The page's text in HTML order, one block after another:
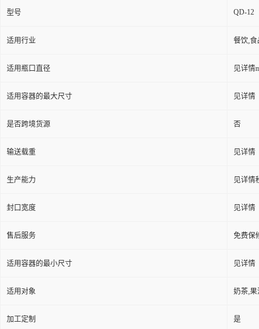
型号 QD-12
适用行业 餐饮,食
适用瓶口直径 见详情
适用容器的最大尺寸 见详情
是否跨境货源 否
输送载重 见详情
生产能力 见详情
封口宽度 见详情
售后服务 免费保
适用容器的最小尺寸 见详情
适用对象 奶茶,果
加工定制 是